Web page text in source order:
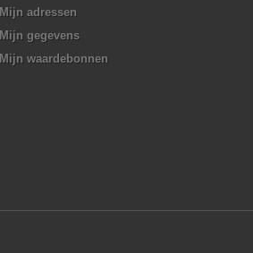
Mijn adressen
Mijn gegevens
Mijn waardebonnen